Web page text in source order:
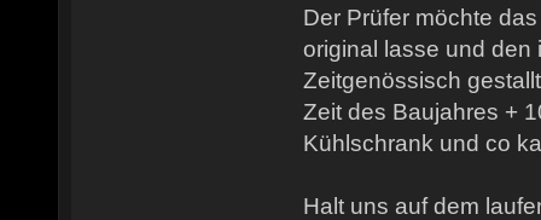
Der Prüfer möchte
original lasse und den
Zeitgenössisch
Zeit des Baujahres +
Kühlschrank und co
Halt uns auf dem